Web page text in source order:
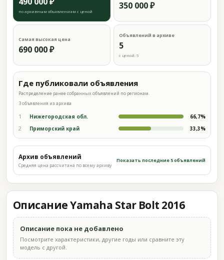
по архивным объявлениям с ценой
350 000 ₽
Самая высокая цена
690 000 ₽
Объявлений в архиве
5
с ценой: 5
Где публиковали объявления
Распределение ранее собранных объявлений по регионам.
3 объявления из архива
1 Нижегородская обл. 66,7%
2 Приморский край 33,3%
Архив объявлений
Средняя цена рассчитана по всему архиву
Показать последние 5 объявлений
Описание Yamaha Star Bolt 2016
Описание пока не добавлено
Посмотрите характеристики, другие годы или сравните эту
модель с другой.